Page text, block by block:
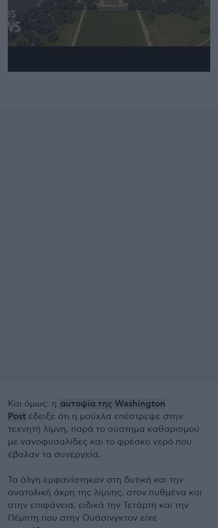
Και όμως: η αυτοψία της Washington
Post έδειξε ότι η μούχλα επέστρεψε στην
τεχνητή λίμνη, παρά το σύστημα καθαρισμού
με νανοφυσαλίδες και το φρέσκο νερό που
έβαλαν τα συνεργεία.
Τα άλγη εμφανίστηκαν στη δυτική και την
ανατολική άκρη της λίμνης, στον πυθμένα και
στην επιφάνεια, ειδικά την Τετάρτη και την
Πέμπτη που στην Ουάσινγκτον είχε